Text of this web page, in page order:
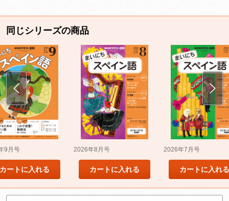
同じシリーズの商品
9月号
カートに入れる
2026年8月号
カートに入れる
2026年7月号
カートに入れる